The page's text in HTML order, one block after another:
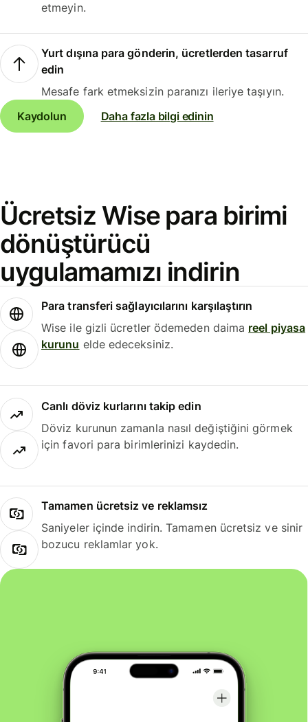
etmeyin.
Yurt dışına para gönderin, ücretlerden tasarruf
edin
Mesafe fark etmeksizin paranızı ileriye taşıyın.
Kaydolun
Daha fazla bilgi edinin
Ücretsiz Wise para birimi
dönüştürücü
uygulamamızı indirin
Para transferi sağlayıcılarını karşılaştırın
Wise ile gizli ücretler ödemeden daima reel piyasa
kurunu elde edeceksiniz.
Canlı döviz kurlarını takip edin
Döviz kurunun zamanla nasıl değiştiğini görmek
için favori para birimlerinizi kaydedin.
Tamamen ücretsiz ve reklamsız
Saniyeler içinde indirin. Tamamen ücretsiz ve sinir
bozucu reklamlar yok.